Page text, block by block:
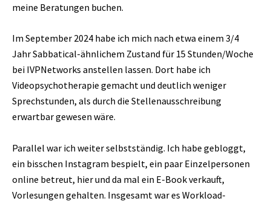
meine Beratungen buchen.
Im September 2024 habe ich mich nach etwa einem 3/4
Jahr Sabbatical-ähnlichem Zustand für 15 Stunden/Woche
bei IVPNetworks anstellen lassen. Dort habe ich
Videopsychotherapie gemacht und deutlich weniger
Sprechstunden, als durch die Stellenausschreibung
erwartbar gewesen wäre.
Parallel war ich weiter selbstständig. Ich habe gebloggt,
ein bisschen Instagram bespielt, ein paar Einzelpersonen
online betreut, hier und da mal ein E-Book verkauft,
Vorlesungen gehalten. Insgesamt war es Workload-